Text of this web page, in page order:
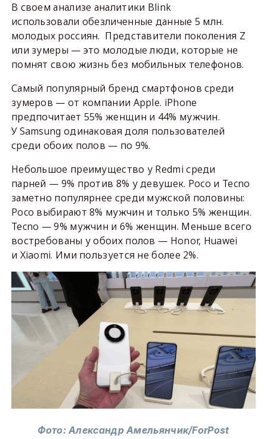
В своем анализе аналитики Blink
использовали обезличенные данные 5 млн.
молодых россиян. Представители поколения Z
или зумеры — это молодые люди, которые не
помнят свою жизнь без мобильных телефонов.
Самый популярный бренд смартфонов среди
зумеров — от компании Apple. iPhone
предпочитает 55% женщин и 44% мужчин.
У Samsung одинаковая доля пользователей
среди обоих полов — по 9%.
Небольшое преимущество у Redmi среди
парней — 9% против 8% у девушек. Poco и Tecno
заметно популярнее среди мужской половины:
Poco выбирают 8% мужчин и только 5% женщин.
Tecno — 9% мужчин и 6% женщин. Меньше всего
востребованы у обоих полов — Honor, Huawei
и Xiaomi. Ими пользуется не более 2%.
Фото: Александр Амельянчик/ForPost